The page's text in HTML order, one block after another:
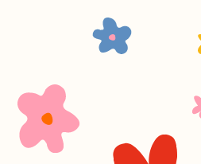
Москва, ул.Таганская, дом 25-27
Мастерская на Таганке
+7 (980) 156-03-13